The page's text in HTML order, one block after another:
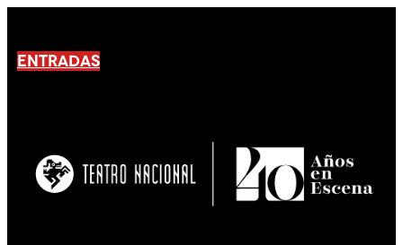
ENTRADAS